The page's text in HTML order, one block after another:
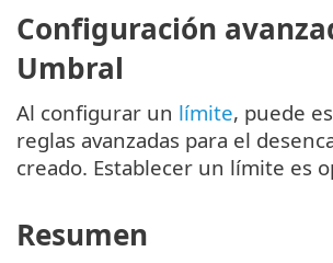
Configuración
Umbral
Al configurar un límite, puede
reglas avanzadas para el
creado. Establecer un límite es
Resumen